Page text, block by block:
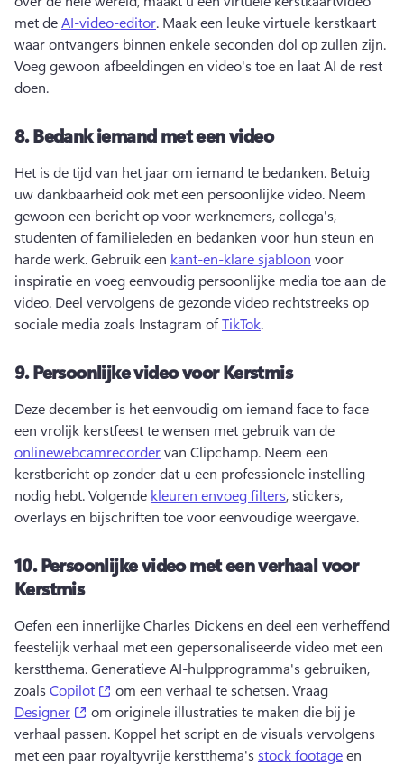
met de AI-video-editor. Maak een leuke virtuele kerstkaart
Voeg gewoon afbeeldingen en video's toe en laat AI de rest
doen.
8.Bedank iemand met een video
Het is de tijd van het jaar om iemand te bedanken. Betuig
uw dankbaarheid ook met een persoonlijke video. Neem
gewoon een bericht op voor werknemers, collega's,
studenten of familieleden en bedanken voor hun steun en
harde werk. Gebruik een kant-en-klare sjabloon voor
inspiratie en voeg eenvoudig persoonlijke media toe aan de
video. Deel vervolgens de gezonde video rechtstreeks op
sociale media zoals Instagram of TikTok.
9.Persoonlijke video voor Kerstmis
Deze december is het eenvoudig om iemand face to face
een vrolijk kerstfeest te wensen met gebruik van de
onlinewebcamrecorder van Clipchamp. Neem een
kerstbericht op zonder dat u een professionele instelling
nodig hebt. Volgende kleuren envoeg filters, stickers,
overlays en bijschriften toe voor eenvoudige weergave.
10.Persoonlijke video met een verhaal voor
Kerstmis
Oefen een innerlijke Charles Dickens en deel een verheffend
feestelijk verhaal met een gepersonaliseerde video met een
kerstthema. Generatieve AI-hulpprogramma's gebruiken,
zoals Copilot (opens in a new tab)
om een verhaal te schetsen. Vraag
Designer
(opens in a new tab)
om originele illustraties te maken die bij je
verhaal passen. Koppel het script en de visuals vervolgens
met een paar royaltyvrije kerstthema's stock footage en